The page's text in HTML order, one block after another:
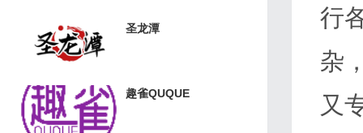
行
杂
又
圣龙潭
趣雀QUQUE